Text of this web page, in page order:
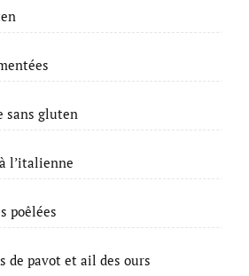
sans gluten
l’italienne
poêlées
de pavot et ail des ours